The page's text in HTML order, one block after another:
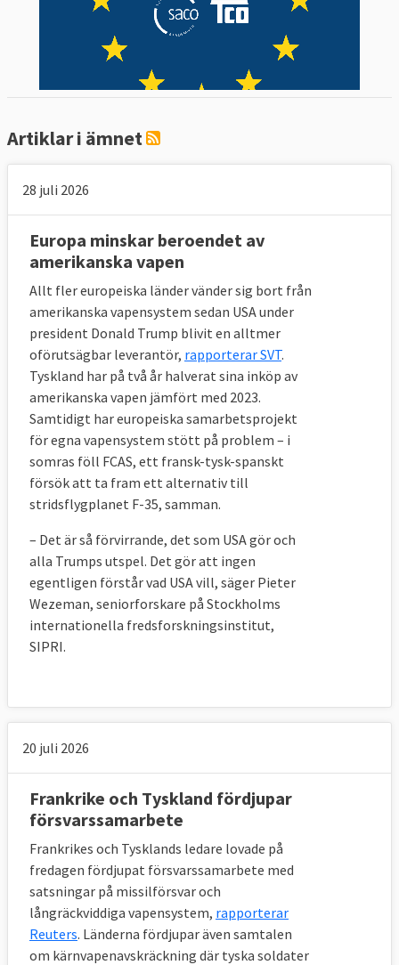
Lissabonfördraget regelbundet utvärdera
de hot som unionen utsätts för. Det gör
också utrikesministrarna och
försvarsministrarna som tar in en bredare
beslut administreras av de så kallade Kusp-
representant. Till sin hjälp av Kusp-
leder EU:s militära kommitté, EUMC, och
dess sekretariat kallat EU:s militär stab,
EUMS. De militära tjänstepersonerna i
Bryssel kommer från samtliga EU-länder.
7. Hur styrs EU:s civila missioner?
Här finns två politiska nivåer och en
tjänstemannanivå som möts i Bryssel.
Den översta politiska nivån består av
justitieministrarna beroende på frågans art.
Ministrarnas slutsatser och beslut
administreras av Kusp-ambassadörerna där
varje land har en representant. Till sin hjälp
har Kusp-ambassadörerna Civcom,
medlemsländerna.
8. Har EU en egen militär?
Nej, EU har ingen egen militär. Det är helt
och hållet medlemsländernas ansvar. Men
beteckningen Eurofor används för tillfälligt
sammansatta EU-styrkor. Hittills har fem
sådana insatser gjorts: Makedonien (2003),
Bosnien-Hercegovina (2004), Demokratiska
Artiklar i ämnet
28 juli 2026
Europa minskar beroendet av
amerikanska vapen
Allt fler europeiska länder vänder sig bort från
amerikanska vapensystem sedan USA under
president Donald Trump blivit en alltmer
oförutsägbar leverantör, rapporterar SVT.
Tyskland har på två år halverat sina inköp av
amerikanska vapen jämfört med 2023.
Samtidigt har europeiska samarbetsprojekt
för egna vapensystem stött på problem – i
somras föll FCAS, ett fransk-tysk-spanskt
försök att ta fram ett alternativ till
stridsflygplanet F-35, samman.
– Det är så förvirrande, det som USA gör och
alla Trumps utspel. Det gör att ingen
egentligen förstår vad USA vill, säger Pieter
Wezeman, seniorforskare på Stockholms
internationella fredsforskningsinstitut,
SIPRI.
20 juli 2026
Frankrike och Tyskland fördjupar
försvarssamarbete
Frankrikes och Tysklands ledare lovade på
fredagen fördjupat försvarssamarbete med
satsningar på missilförsvar och
långräckviddiga vapensystem, rapporterar
Reuters. Länderna fördjupar även samtalen
om kärnvapenavskräckning där tyska soldater